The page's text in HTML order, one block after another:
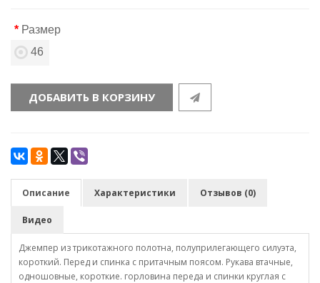
Размер
46
ДОБАВИТЬ В КОРЗИНУ
Описание Характеристики Отзывов (0)
Видео
Джемпер из трикотажного полотна, полуприлегающего силуэта,
короткий. Перед и спинка с притачным поясом. Рукава втачные,
одношовные, короткие. горловина переда и спинки круглая с